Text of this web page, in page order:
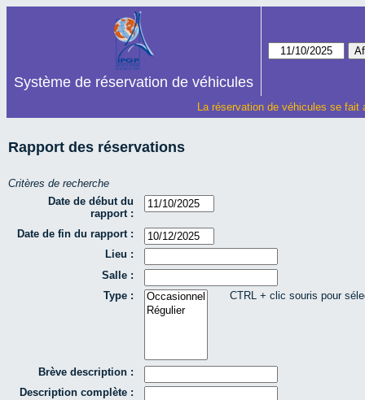
Système de réservation de véhicules
La réservation de véhicules se
Rapport des réservations
Critères de recherche
Date de début du
rapport :
Date de fin du rapport :
Lieu :
Salle :
Type :
CTRL + clic souris pour
Brève description :
Description complète :